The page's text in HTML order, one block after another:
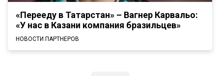
«Перееду в Татарстан» – Вагнер Карвальо:
«У нас в Казани компания бразильцев»
НОВОСТИ ПАРТНЕРОВ